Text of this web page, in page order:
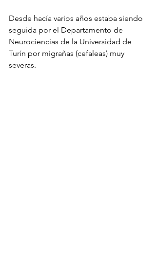
Desde hacía varios años estaba siendo
seguida por el Departamento de
Neurociencias de la Universidad de
Turín por migrañas (cefaleas) muy
severas.